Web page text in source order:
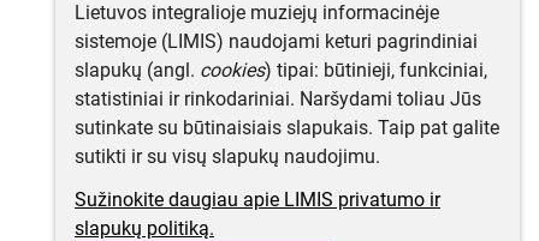
Lietuvos integralioje muziejų informacinėje
sistemoje (LIMIS) naudojami keturi pagrindiniai
slapukų (angl. cookies) tipai: būtinieji, funkciniai,
statistiniai ir rinkodariniai. Naršydami toliau Jūs
sutinkate su būtinaisiais slapukais. Taip pat galite
sutikti ir su visų slapukų naudojimu.
Sužinokite daugiau apie LIMIS privatumo ir
slapukų politiką.